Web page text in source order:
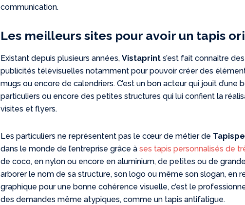
communication.
Les meilleurs sites pour avoir un tapis
Existant depuis plusieurs années,Vistaprints’est fait connaitre
publicités télévisuelles notamment pour pouvoir créer des
mugs ou encore de calendriers. C’est un bon acteur qui jouit d’une
particuliers ou encore des petites structures qui lui confient la
visites et flyers.
Les particuliers ne représentent pas le cœur de métier de
dans le monde de l’entreprise grâce àses tapis personnalisés de
de coco, en nylon ou encore en aluminium, de petites ou de
arborer le nom de sa structure, son logo ou même son slogan, en
graphique pour une bonne cohérence visuelle, c’est le
des demandes même atypiques, comme un tapis antifatigue.